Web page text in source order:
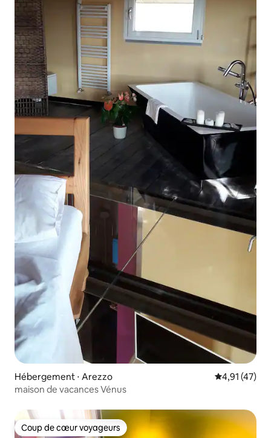
Hébergement ⋅ Arezzo Évaluation
4,91 (47)
maison de vacances Vénus
Coup de cœur voyageurs
Coup de cœur voyageurs